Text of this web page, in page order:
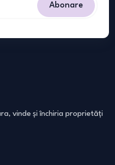
Abonare
vinde și închiria proprietăți